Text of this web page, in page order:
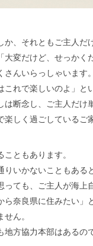
か、それともご主人
大変だけど、せっか
さんいらっしゃいま
れで楽しいのよ」と
は断念し、ご主人だけ
しく過ごしているご
ともあります。
りいかないこともあ
っても、ご主人が海上
ら奈良県に住みたい
ん。
地方協力本部はある